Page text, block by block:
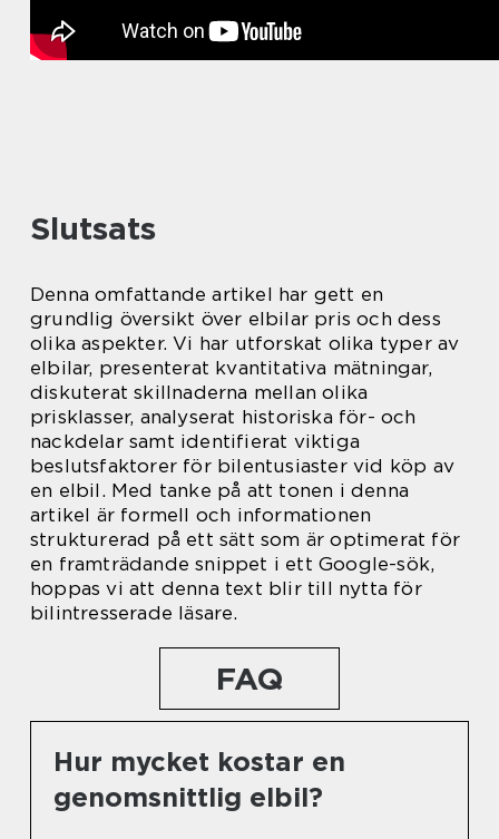
Slutsats
Denna omfattande artikel har gett en
grundlig översikt över elbilar pris och dess
olika aspekter. Vi har utforskat olika typer av
elbilar, presenterat kvantitativa mätningar,
diskuterat skillnaderna mellan olika
prisklasser, analyserat historiska för- och
nackdelar samt identifierat viktiga
beslutsfaktorer för bilentusiaster vid köp av
en elbil. Med tanke på att tonen i denna
artikel är formell och informationen
strukturerad på ett sätt som är optimerat för
en framträdande snippet i ett Google-sök,
hoppas vi att denna text blir till nytta för
bilintresserade läsare.
FAQ
Hur mycket kostar en
genomsnittlig elbil?